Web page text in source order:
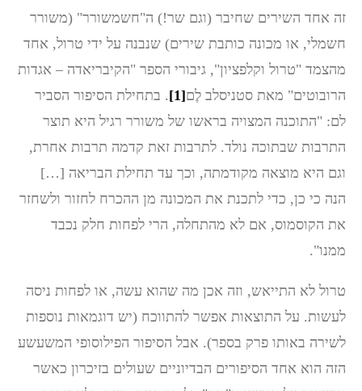
זה אחד השירים שחיבר (וגם שר!) ה"חשמשורר" (משורר
חשמלי, או מכונה כותבת שירים) שנבנה על ידי טרול, אחד
מהצמד "טרול וקלפציון", גיבורי הספר "הקיבריאדה – אגדות
הרובוטים" מאת סטניסלב לֶם[1]
. בתחילת הסיפור הסביר
לם: "התוכנה המצויה בראשו של משורר רגיל היא תוצר
התרבות שבתוכה נולד. לתרבות זאת קדמה תרבות אחרת,
וגם היא מוצאה מקודמתה, וכך עד תחילת הבריאה […]
הנה כי כן, כדי לתכנת את המכונה מן ההכרח לחזור ולשחזר
את הקוסמוס, אם לא מהתחלה, הרי לפחות חלק נכבד
ממנו".
טרול לא התייאש, וזה אכן מה שהוא עשה, או לפחות ניסה
לעשות. על התוצאות אפשר להתווכח (יש דוגמאות נוספות
לשירה באותו פרק בספר). אבל הסיפור הפילוסופי המשעשע
הזה הוא אחד הסיפורים הבדיוניים שעולים בזיכרון כאשר